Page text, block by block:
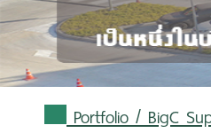
Portfolio/ BigC